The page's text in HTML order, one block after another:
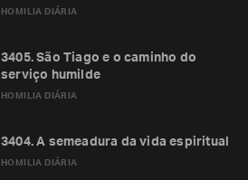
HOMILIA DIÁRIA
HOMILIA DIÁRIA
3405. São Tiago e o caminho do
serviço humilde
HOMILIA DIÁRIA
3404. A semeadura da vida espiritual